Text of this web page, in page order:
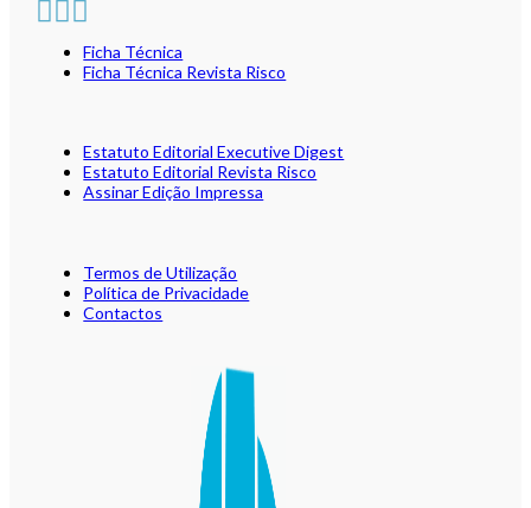
Ficha Técnica
Ficha Técnica Revista Risco
Estatuto Editorial Executive Digest
Estatuto Editorial Revista Risco
Assinar Edição Impressa
Termos de Utilização
Política de Privacidade
Contactos